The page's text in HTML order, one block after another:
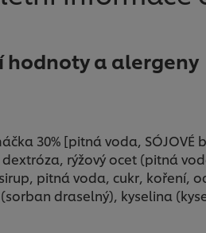
hodnoty a alergeny
30% [pitná voda,
rýžový ocet (pitná
pitná voda, cukr, koření,
draselný), kyselina